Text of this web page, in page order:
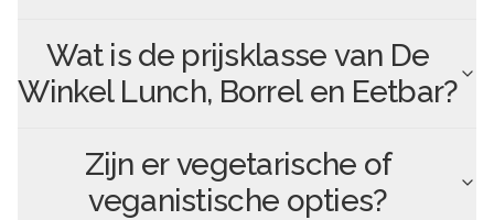
Wat is de prijsklasse van De
Winkel Lunch, Borrel en Eetbar?
Zijn er vegetarische of
veganistische opties?